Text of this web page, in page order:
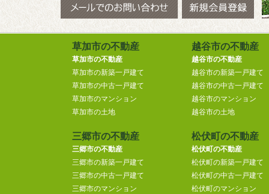
草加市の不動産
草加市の不動産
草加市の新築一戸建て
草加市の中古一戸建て
草加市のマンション
草加市の土地
越谷市の不動産
越谷市の不動産
越谷市の新築一戸建て
越谷市の中古一戸建て
越谷市のマンション
越谷市の土地
三郷市の不動産
三郷市の不動産
三郷市の新築一戸建て
三郷市の中古一戸建て
三郷市のマンション
松伏町の不動産
松伏町の不動産
松伏町の新築一戸建て
松伏町の中古一戸建て
松伏町のマンション